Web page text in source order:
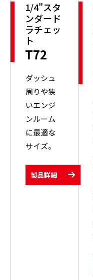
1/4"スタ
ンダード
ラチェッ
ト
T72
ダッシュ
周りや狭
いエンジ
ンルーム
に最適な
サイズ。
製品詳細